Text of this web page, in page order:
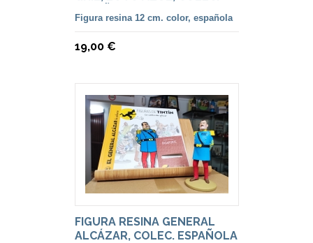
Figura resina 12 cm. color, española
19,00 €
FIGURA RESINA GENERAL
ALCÁZAR, COLEC. ESPAÑOLA